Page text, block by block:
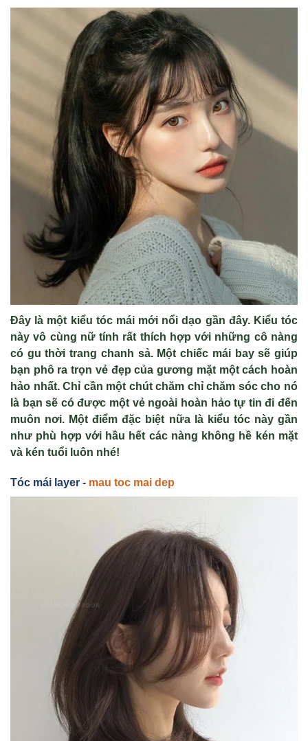
Đây là một kiểu tóc mái mới nổi dạo gần đây. Kiểu tóc
này vô cùng nữ tính rất thích hợp với những cô nàng
có gu thời trang chanh sả. Một chiếc mái bay sẽ giúp
bạn phô ra trọn vẻ đẹp của gương mặt một cách hoàn
hảo nhất. Chỉ cần một chút chăm chỉ chăm sóc cho nó
là bạn sẽ có được một vẻ ngoài hoàn hảo tự tin đi đến
muôn nơi. Một điểm đặc biệt nữa là kiểu tóc này gần
như phù hợp với hầu hết các nàng không hề kén mặt
và kén tuổi luôn nhé!
Tóc mái layer - mau toc mai dep